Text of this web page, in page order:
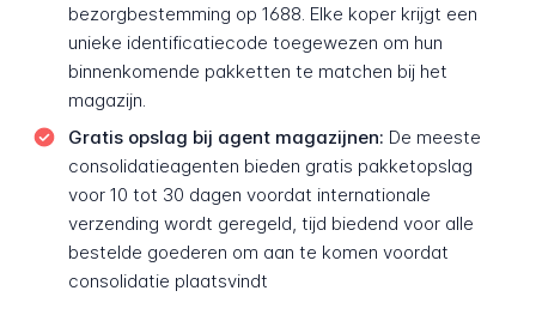
bezorgbestemming op 1688. Elke koper krijgt een
unieke identificatiecode toegewezen om hun
binnenkomende pakketten te matchen bij het
magazijn.
Gratis opslag bij agent magazijnen: De meeste
consolidatieagenten bieden gratis pakketopslag
voor 10 tot 30 dagen voordat internationale
verzending wordt geregeld, tijd biedend voor alle
bestelde goederen om aan te komen voordat
consolidatie plaatsvindt